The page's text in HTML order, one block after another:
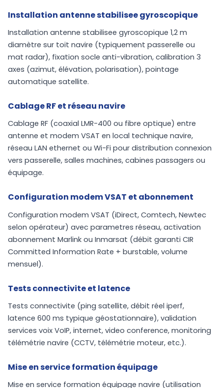
Installation antenne stabilisee gyroscopique
Installation antenne stabilisee gyroscopique 1,2 m
diamètre sur toit navire (typiquement passerelle ou
mat radar), fixation socle anti-vibration, calibration 3
axes (azimut, élévation, polarisation), pointage
automatique satellite.
Cablage RF et réseau navire
Cablage RF (coaxial LMR-400 ou fibre optique) entre
antenne et modem VSAT en local technique navire,
réseau LAN ethernet ou Wi-Fi pour distribution connexion
vers passerelle, salles machines, cabines passagers ou
équipage.
Configuration modem VSAT et abonnement
Configuration modem VSAT (iDirect, Comtech, Newtec
selon opérateur) avec parametres réseau, activation
abonnement Marlink ou Inmarsat (débit garanti CIR
Committed Information Rate + burstable, volume
mensuel).
Tests connectivite et latence
Tests connectivite (ping satellite, débit réel iperf,
latence 600 ms typique géostationnaire), validation
services voix VoIP, internet, video conference, monitoring
télémétrie navire (CCTV, télémétrie moteur, etc.).
Mise en service formation équipage
Mise en service formation équipage navire (utilisation